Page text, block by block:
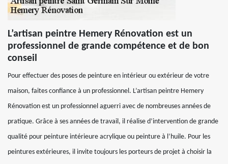
L’artisan peintre Hemery Rénovation est un
professionnel de grande compétence et de bon
conseil
Pour effectuer des poses de peinture en intérieur ou extérieur de votre
maison, faites confiance à un professionnel. L’artisan peintre Hemery
Rénovation est un professionnel aguerri avec de nombreuses années de
pratique. Grâce à ses années de travail, il réalise d’intervention de grande
qualité pour peinture intérieure acrylique ou peinture à l’huile. Pour les
peintures extérieures, il invite toujours les porteurs de projet à choisir la